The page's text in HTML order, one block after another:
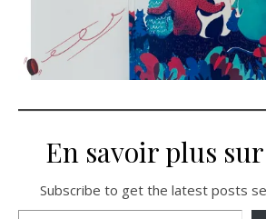
En savoir plus
Subscribe to get the latest posts
Saisissez votre adresse e-mail…